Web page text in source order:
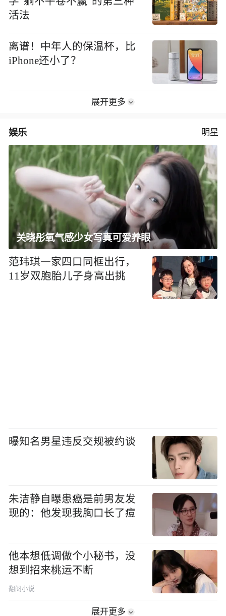
活法
离谱！中年人的保温杯，比
iPhone还小了？
展开更多
娱乐 明星
关晓彤氧气感少女写真可爱养眼
范玮琪一家四口同框出行，
11岁双胞胎儿子身高出挑
曝知名男星违反交规被约谈
朱洁静自曝患癌是前男友发
现的：他发现我胸口长了痘
他本想低调做个小秘书，没
想到招来桃运不断
翻阅小说
展开更多